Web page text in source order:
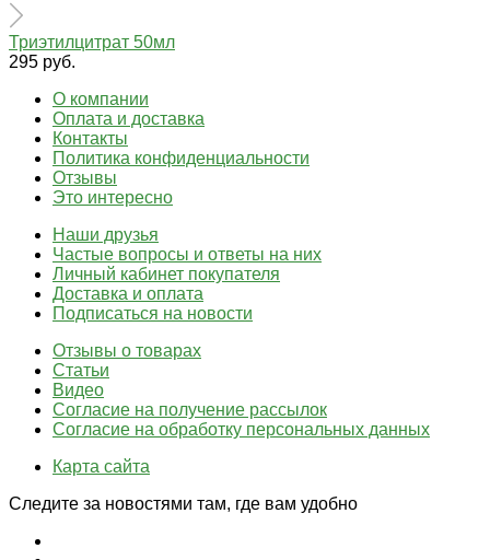
Триэтилцитрат 50мл
295 руб.
О компании
Оплата и доставка
Контакты
Политика конфиденциальности
Отзывы
Это интересно
Наши друзья
Частые вопросы и ответы на них
Личный кабинет покупателя
Доставка и оплата
Подписаться на новости
Отзывы о товарах
Статьи
Видео
Согласие на получение рассылок
Согласие на обработку персональных данных
Карта сайта
Следите за новостями там, где вам удобно